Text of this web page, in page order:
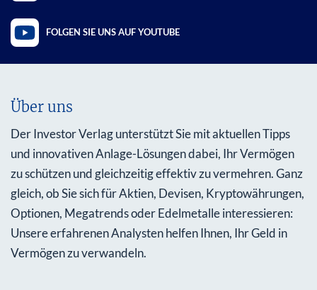
FOLGEN SIE UNS AUF YOUTUBE
Über uns
Der Investor Verlag unterstützt Sie mit aktuellen Tipps
und innovativen Anlage-Lösungen dabei, Ihr Vermögen
zu schützen und gleichzeitig effektiv zu vermehren. Ganz
gleich, ob Sie sich für Aktien, Devisen, Kryptowährungen,
Optionen, Megatrends oder Edelmetalle interessieren:
Unsere erfahrenen Analysten helfen Ihnen, Ihr Geld in
Vermögen zu verwandeln.